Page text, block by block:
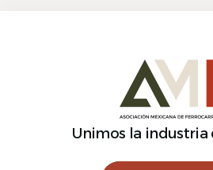
Unimos la industria